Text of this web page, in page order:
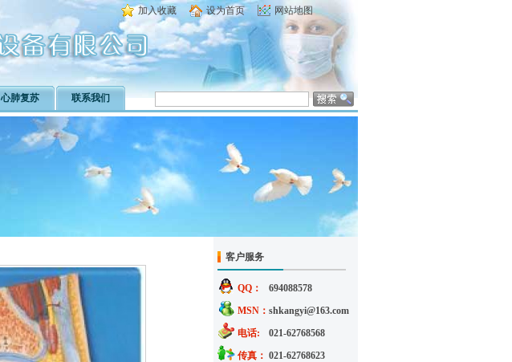
加入收藏 设为首页 网站地图
心肺复苏 联系我们
客户服务
QQ：
694088578
MSN： shkangyi@163.com
电话:
021-62768568
传真： 021-62768623